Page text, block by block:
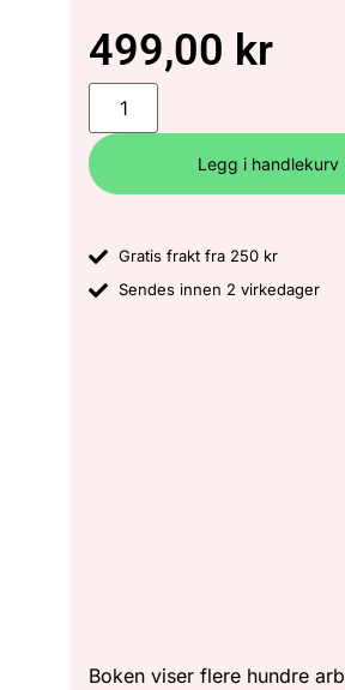
499,00 kr
Legg i handlekurv
Gratis frakt fra 250 kr
Sendes innen 2 virkedager
Boken viser flere hundre